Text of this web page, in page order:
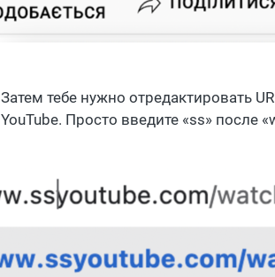
Затем тебе нужно отредактировать
YouTube. Просто введите «ss» после